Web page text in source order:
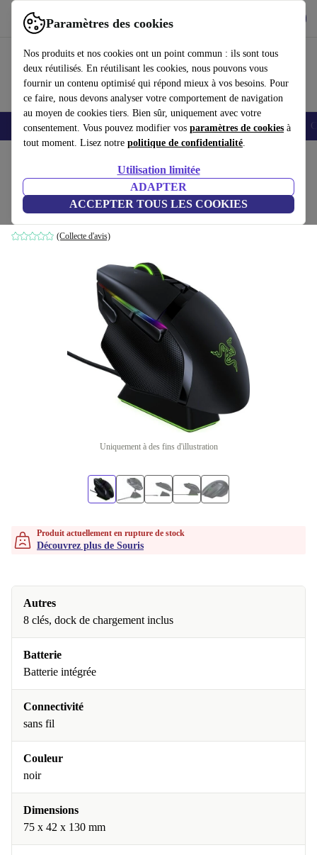
Paramètres des cookies
Nos produits et nos cookies ont un point commun : ils sont tous
deux réutilisés. En réutilisant les cookies, nous pouvons vous
fournir un contenu optimisé qui répond mieux à vos besoins. Pour
ce faire, nous devons analyser votre comportement de navigation
au moyen de cookies tiers. Bien sûr, uniquement avec votre
consentement. Vous pouvez modifier vos paramètres de cookies à
tout moment. Lisez notre politique de confidentialité.
Utilisation limitée
ADAPTER
ACCEPTER TOUS LES COOKIES
Utilisez refurbed rapidement et facilement
Smartphones Laptops Tablettes Montres connectées Accessoires
Razer Basilisk Ultimate
Dock inclus | Noir
(Collecte d'avis)
Uniquement à des fins d'illustration
Produit actuellement en rupture de stock
Découvrez plus de Souris
Autres
8 clés, dock de chargement inclus
Batterie
Batterie intégrée
Connectivité
sans fil
Couleur
noir
Dimensions
75 x 42 x 130 mm